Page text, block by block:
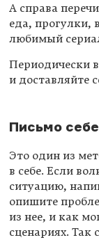
А справа
еда, прогулки,
любимый
Периодически
и доставляйте
Письмо себе
Это один из
в себе. Если
ситуацию,
опишите
из нее, и как
сценариях. Так